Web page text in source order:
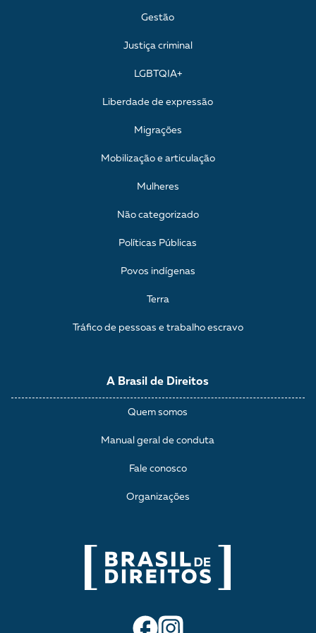
A Brasil de Direitos
Quem somos
Manual geral de conduta
Fale conosco
Organizações
Gestão
Justiça criminal
LGBTQIA+
Liberdade de expressão
Migrações
Mobilização e articulação
Mulheres
Não categorizado
Políticas Públicas
Povos indígenas
Terra
Tráfico de pessoas e trabalho escravo